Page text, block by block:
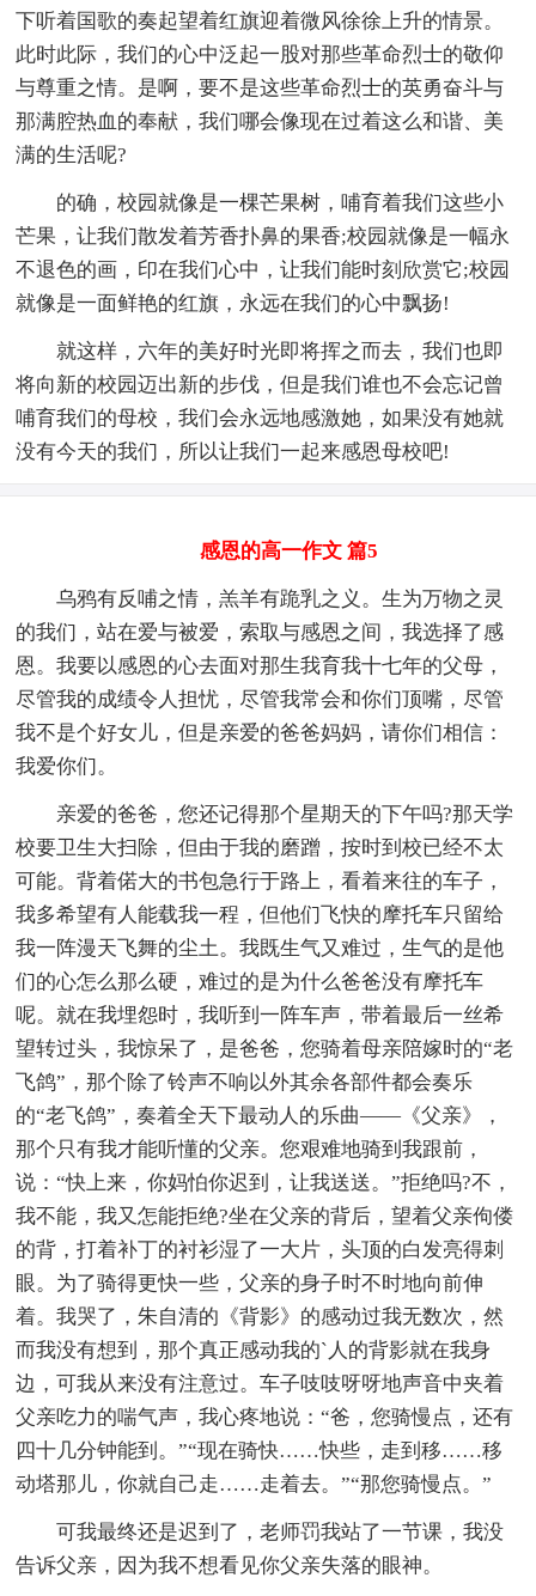
下听着国歌的奏起望着红旗迎着微风徐徐上升的情景。
此时此际，我们的心中泛起一股对那些革命烈士的敬仰
与尊重之情。是啊，要不是这些革命烈士的英勇奋斗与
那满腔热血的奉献，我们哪会像现在过着这么和谐、美
满的生活呢?
的确，校园就像是一棵芒果树，哺育着我们这些小
芒果，让我们散发着芳香扑鼻的果香;校园就像是一幅永
不退色的画，印在我们心中，让我们能时刻欣赏它;校园
就像是一面鲜艳的红旗，永远在我们的心中飘扬!
就这样，六年的美好时光即将挥之而去，我们也即
将向新的校园迈出新的步伐，但是我们谁也不会忘记曾
哺育我们的母校，我们会永远地感激她，如果没有她就
没有今天的我们，所以让我们一起来感恩母校吧!
感恩的高一作文 篇5
乌鸦有反哺之情，羔羊有跪乳之义。生为万物之灵
的我们，站在爱与被爱，索取与感恩之间，我选择了感
恩。我要以感恩的心去面对那生我育我十七年的父母，
尽管我的成绩令人担忧，尽管我常会和你们顶嘴，尽管
我不是个好女儿，但是亲爱的爸爸妈妈，请你们相信：
我爱你们。
亲爱的爸爸，您还记得那个星期天的下午吗?那天学
校要卫生大扫除，但由于我的磨蹭，按时到校已经不太
可能。背着偌大的书包急行于路上，看着来往的车子，
我多希望有人能载我一程，但他们飞快的摩托车只留给
我一阵漫天飞舞的尘土。我既生气又难过，生气的是他
们的心怎么那么硬，难过的是为什么爸爸没有摩托车
呢。就在我埋怨时，我听到一阵车声，带着最后一丝希
望转过头，我惊呆了，是爸爸，您骑着母亲陪嫁时的“老
飞鸽”，那个除了铃声不响以外其余各部件都会奏乐
的“老飞鸽”，奏着全天下最动人的乐曲——《父亲》，
那个只有我才能听懂的父亲。您艰难地骑到我跟前，
说：“快上来，你妈怕你迟到，让我送送。”拒绝吗?不，
我不能，我又怎能拒绝?坐在父亲的背后，望着父亲佝偻
的背，打着补丁的衬衫湿了一大片，头顶的白发亮得刺
眼。为了骑得更快一些，父亲的身子时不时地向前伸
着。我哭了，朱自清的《背影》的感动过我无数次，然
而我没有想到，那个真正感动我的`人的背影就在我身
边，可我从来没有注意过。车子吱吱呀呀地声音中夹着
父亲吃力的喘气声，我心疼地说：“爸，您骑慢点，还有
四十几分钟能到。”“现在骑快……快些，走到移……移
动塔那儿，你就自己走……走着去。”“那您骑慢点。”
可我最终还是迟到了，老师罚我站了一节课，我没
告诉父亲，因为我不想看见你父亲失落的眼神。